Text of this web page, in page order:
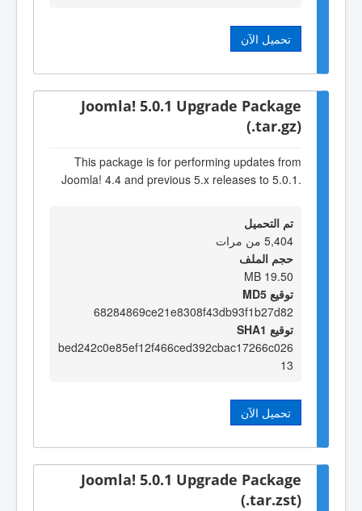
تحميل الآن
Joomla! 5.0.1 Upgrade Package
(.tar.gz)
This package is for performing updates from
Joomla! 4.4 and previous 5.x releases to 5.0.1.
تم التحميل
5,404 من مرات
حجم الملف
19.50 MB
توقيع MD5
68284869ce21e8308f43db93f1b27d82
توقيع SHA1
bed242c0e85ef12f466ced392cbac17266c026
13
تحميل الآن
Joomla! 5.0.1 Upgrade Package
(.tar.zst)